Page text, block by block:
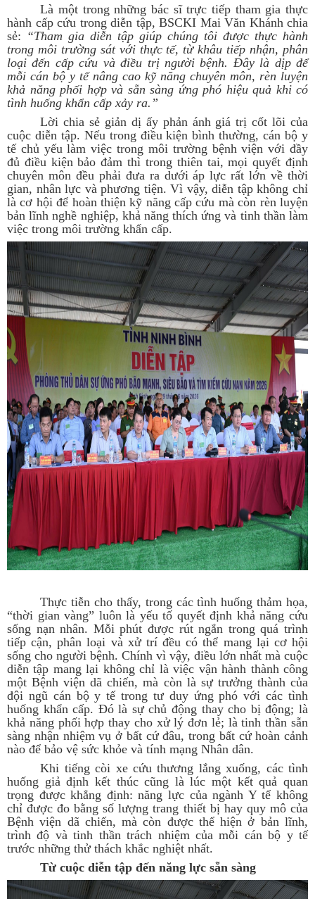
Là một trong những bác sĩ trực tiếp tham gia thực
hành cấp cứu trong diễn tập, BSCKI Mai Văn Khánh chia
sẻ: “Tham gia diễn tập giúp chúng tôi được thực hành
trong môi trường sát với thực tế, từ khâu tiếp nhận, phân
loại đến cấp cứu và điều trị người bệnh. Đây là dịp để
mỗi cán bộ y tế nâng cao kỹ năng chuyên môn, rèn luyện
khả năng phối hợp và sẵn sàng ứng phó hiệu quả khi có
tình huống khẩn cấp xảy ra.”
Lời chia sẻ giản dị ấy phản ánh giá trị cốt lõi của
cuộc diễn tập. Nếu trong điều kiện bình thường, cán bộ y
tế chủ yếu làm việc trong môi trường bệnh viện với đầy
đủ điều kiện bảo đảm thì trong thiên tai, mọi quyết định
chuyên môn đều phải đưa ra dưới áp lực rất lớn về thời
gian, nhân lực và phương tiện. Vì vậy, diễn tập không chỉ
là cơ hội để hoàn thiện kỹ năng cấp cứu mà còn rèn luyện
bản lĩnh nghề nghiệp, khả năng thích ứng và tinh thần làm
việc trong môi trường khẩn cấp.
Thực tiễn cho thấy, trong các tình huống thảm họa,
“thời gian vàng” luôn là yếu tố quyết định khả năng cứu
sống nạn nhân. Mỗi phút được rút ngắn trong quá trình
tiếp cận, phân loại và xử trí đều có thể mang lại cơ hội
sống cho người bệnh. Chính vì vậy, điều lớn nhất mà cuộc
diễn tập mang lại không chỉ là việc vận hành thành công
một Bệnh viện dã chiến, mà còn là sự trưởng thành của
đội ngũ cán bộ y tế trong tư duy ứng phó với các tình
huống khẩn cấp. Đó là sự chủ động thay cho bị động; là
khả năng phối hợp thay cho xử lý đơn lẻ; là tinh thần sẵn
sàng nhận nhiệm vụ ở bất cứ đâu, trong bất cứ hoàn cảnh
nào để bảo vệ sức khỏe và tính mạng Nhân dân.
Khi tiếng còi xe cứu thương lắng xuống, các tình
huống giả định kết thúc cũng là lúc một kết quả quan
trọng được khẳng định: năng lực của ngành Y tế không
chỉ được đo bằng số lượng trang thiết bị hay quy mô của
Bệnh viện dã chiến, mà còn được thể hiện ở bản lĩnh,
trình độ và tinh thần trách nhiệm của mỗi cán bộ y tế
trước những thử thách khắc nghiệt nhất.
Từ cuộc diễn tập đến năng lực sẵn sàng